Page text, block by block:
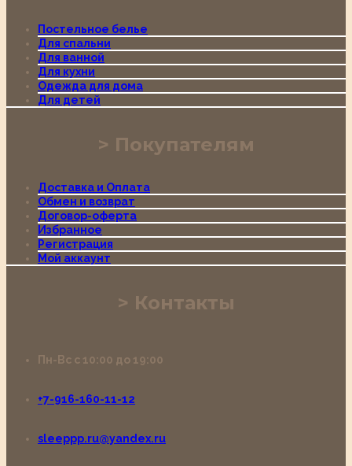
Постельное белье
Для спальни
Для ванной
Для кухни
Одежда для дома
Для детей
Покупателям
Доставка и Оплата
Обмен и возврат
Договор-оферта
Избранное
Регистрация
Мой аккаунт
Контакты
Пн-Вс с 10:00 до 19:00
+7-916-160-11-12
sleeppp.ru@yandex.ru